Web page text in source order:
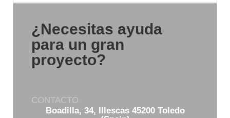
¿Necesitas ayuda
para un gran
proyecto?
CONTACTO
Boadilla, 34, Illescas 45200 Toledo